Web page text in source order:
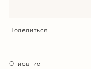
Поделиться:
Описание